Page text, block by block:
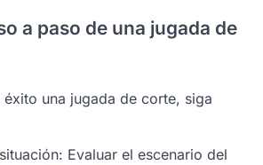
a paso de una jugada de
éxito una jugada de corte, siga
Evaluar el escenario del